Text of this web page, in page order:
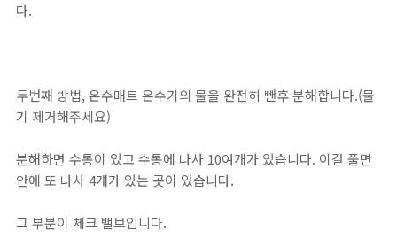
다.
두번째 방법, 온수매트 온수기의 물을 완전히 뺀후 분해합니다.(물
기 제거해주세요)
분해하면 수통이 있고 수통에 나사 10여개가 있습니다. 이걸 풀면
안에 또 나사 4개가 있는 곳이 있습니다.
그 부분이 체크 밸브입니다.